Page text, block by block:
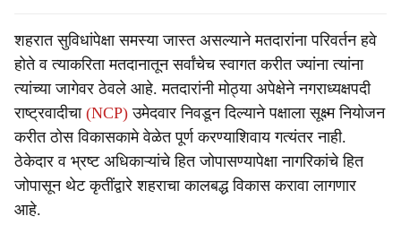
शहरात सुविधांपेक्षा समस्या जास्त असल्याने मतदारांना परिवर्तन हवे
होते व त्याकरिता मतदानातून सर्वांचेच स्वागत करीत ज्यांना त्यांना
त्यांच्या जागेवर ठेवले आहे. मतदारांनी मोठ्या अपेक्षेने नगराध्यक्षपदी
राष्ट्रवादीचा (NCP) उमेदवार निवडून दिल्याने पक्षाला सूक्ष्म नियोजन
करीत ठोस विकासकामे वेळेत पूर्ण करण्याशिवाय गत्यंतर नाही.
ठेकेदार व भ्रष्ट अधिकाऱ्यांचे हित जोपासण्यापेक्षा नागरिकांचे हित
जोपासून थेट कृतींद्वारे शहराचा कालबद्ध विकास करावा लागणार
आहे.